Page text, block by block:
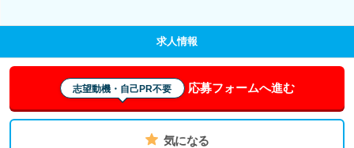
求人情報
志望動機・自己PR不要 応募フォームへ進む
気になる